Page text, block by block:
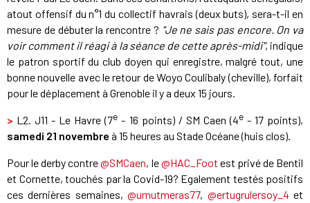
atout offensif du n°1 du collectif havrais (deux buts), sera-t-il en
mesure de débuter la rencontre ? "Je ne sais pas encore. On va
voir comment il réagi à la séance de cette après-midi", indique
le patron sportif du club doyen qui enregistre, malgré tout, une
bonne nouvelle avec le retour de Woyo Coulibaly (cheville), forfait
pour le déplacement à Grenoble il y a deux 15 jours.
> L2. J11 - Le Havre (7e - 16 points) / SM Caen (4e- 17 points),
samedi 21 novembre à 15 heures au Stade Océane (huis clos).
Pour le derby contre@SMCaen, le@HAC_Foot est privé de Bentil
et Cornette, touchés par la Covid-19? Egalement testés positifs
ces dernières semaines,@umutmeras77, @ertugrulersoy_4 et